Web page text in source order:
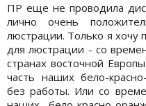
ПР еще не проводила
лично очень
люстрации. Только я хочу
для люстрации - со
странах восточной
часть наших бело-
без работы. Или со